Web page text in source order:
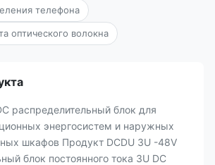
телефона
оптического волокна
распределительный блок для
энергосистем и наружных
шкафов Продукт DCDU 3U -48V
блок постоянного тока 3U DC